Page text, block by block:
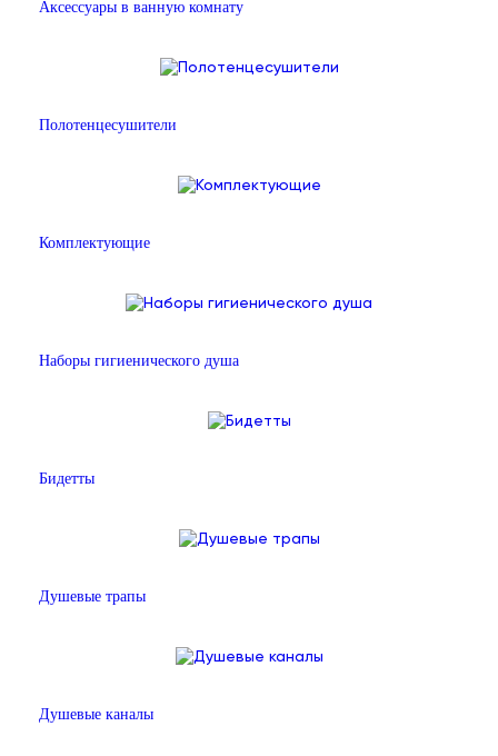
Аксессуары в ванную комнату
Полотенцесушители
Комплектующие
Наборы гигиенического душа
Бидетты
Душевые трапы
Душевые каналы